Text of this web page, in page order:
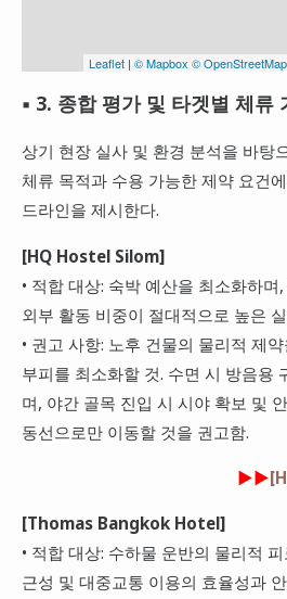
▪ 3. 종합 평가 및 타겟별 체류
상기 현장 실사 및 환경 분석을 바탕
체류 목적과 수용 가능한 제약 요건
드라인을 제시한다.
[HQ Hostel Silom]
• 적합 대상: 숙박 예산을 최소화하
외부 활동 비중이 절대적으로 높은
• 권고 사항: 노후 건물의 물리적 제
부피를 최소화할 것. 수면 시 방음용
며, 야간 골목 진입 시 시야 확보 및
동선으로만 이동할 것을 권고함.
►►
[Thomas Bangkok Hotel]
• 적합 대상: 수하물 운반의 물리적
근성 및 대중교통 이용의 효율성과